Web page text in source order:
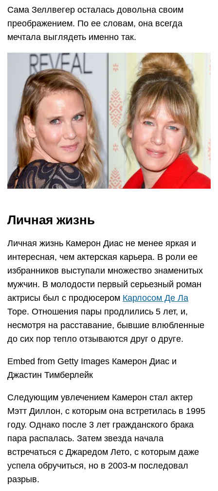
Сама Зеллвегер осталась довольна своим
преображением. По ее словам, она всегда
мечтала выглядеть именно так.
Личная жизнь
Личная жизнь Камерон Диас не менее яркая и
интересная, чем актерская карьера. В роли ее
избранников выступали множество знаменитых
мужчин. В молодости первый серьезный роман
актрисы был с продюсером Карлосом Де Ла
Торе. Отношения пары продлились 5 лет, и,
несмотря на расставание, бывшие влюбленные
до сих пор тепло отзываются друг о друге.
Embed from Getty Images Камерон Диас и
Джастин Тимберлейк
Следующим увлечением Камерон стал актер
Мэтт Диллон, с которым она встретилась в 1995
году. Однако после 3 лет гражданского брака
пара распалась. Затем звезда начала
встречаться с Джаредом Лето, с которым даже
успела обручиться, но в 2003-м последовал
разрыв.